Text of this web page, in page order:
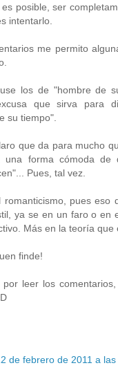
posible, ser
intentarlo.
me permito
los de "hombre de
que sirva para
su tiempo".
que da para mucho
una forma cómoda de
Pues, tal vez.
romanticismo, pues eso
ya se en un faro o en
Más en la teoría que
finde!
por leer los
de febrero de 2011 a